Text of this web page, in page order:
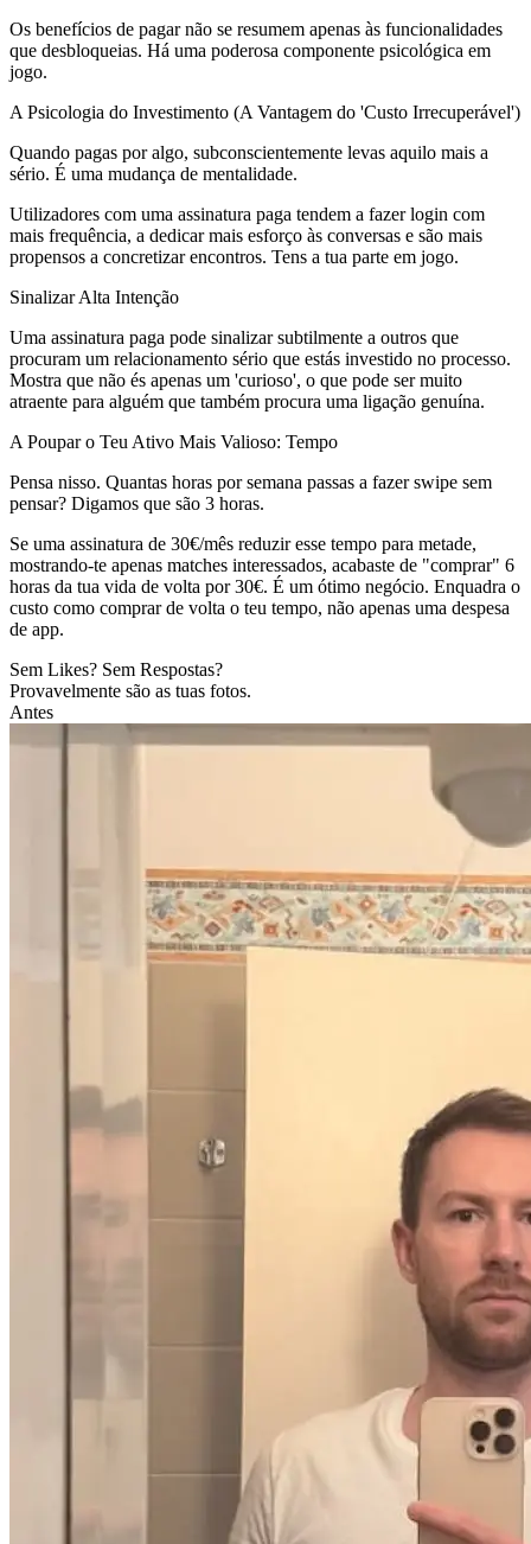
Os benefícios de pagar não se resumem apenas às funcionalidades
que desbloqueias. Há uma poderosa componente psicológica em
jogo.
A Psicologia do Investimento (A Vantagem do 'Custo Irrecuperável')
Quando pagas por algo, subconscientemente levas aquilo mais a
sério. É uma mudança de mentalidade.
Utilizadores com uma assinatura paga tendem a fazer login com
mais frequência, a dedicar mais esforço às conversas e são mais
propensos a concretizar encontros. Tens a tua parte em jogo.
Sinalizar Alta Intenção
Uma assinatura paga pode sinalizar subtilmente a outros que
procuram um relacionamento sério que estás investido no processo.
Mostra que não és apenas um 'curioso', o que pode ser muito
atraente para alguém que também procura uma ligação genuína.
A Poupar o Teu Ativo Mais Valioso: Tempo
Pensa nisso. Quantas horas por semana passas a fazer swipe sem
pensar? Digamos que são 3 horas.
Se uma assinatura de 30€/mês reduzir esse tempo para metade,
mostrando-te apenas matches interessados, acabaste de "comprar" 6
horas da tua vida de volta por 30€. É um ótimo negócio. Enquadra o
custo como comprar de volta o teu tempo, não apenas uma despesa
de app.
Sem Likes? Sem Respostas?
Provavelmente são as tuas fotos.
Antes